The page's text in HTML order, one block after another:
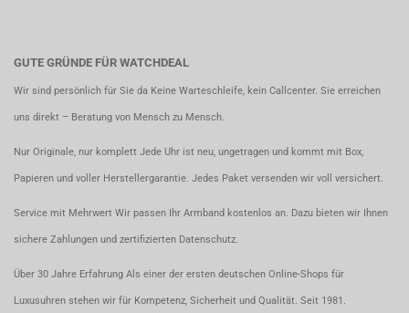
GUTE GRÜNDE FÜR WATCHDEAL
Wir sind persönlich für Sie da Keine Warteschleife, kein Callcenter. Sie erreichen
uns direkt – Beratung von Mensch zu Mensch.
Nur Originale, nur komplett Jede Uhr ist neu, ungetragen und kommt mit Box,
Papieren und voller Herstellergarantie. Jedes Paket versenden wir voll versichert.
Service mit Mehrwert Wir passen Ihr Armband kostenlos an. Dazu bieten wir Ihnen
sichere Zahlungen und zertifizierten Datenschutz.
Über 30 Jahre Erfahrung Als einer der ersten deutschen Online-Shops für
Luxusuhren stehen wir für Kompetenz, Sicherheit und Qualität. Seit 1981.